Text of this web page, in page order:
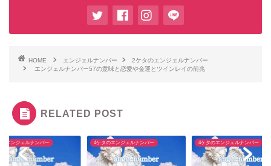
HOME エンジェルナンバー
2ケタのエンジェルナンバー
エンジェルナンバー57の意味と恋愛や金運とツインレイの前兆
RELATED POST
のエンジェルナンバー 4ケタのエンジェルナンバー 4ケタのエンジェルナンバー